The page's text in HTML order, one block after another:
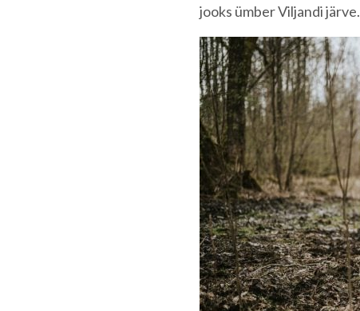
jooks ümber Viljandi järve.